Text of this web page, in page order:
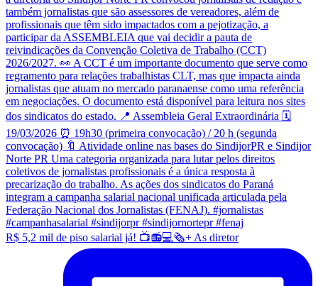
R$ 5,2 mil de piso salarial já! 📺📻💻🗞️+ As diretor